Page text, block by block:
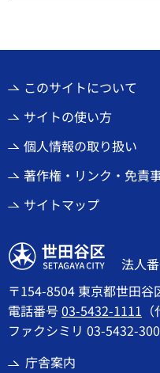
このサイトについて
サイトの使い方
個人情報の取り扱い
著作権・リンク・免責
サイトマップ
世田谷区
法人
〒154-8504 東京都世田
電話番号03-5432-1111
ファクシミリ 03-5432-
庁舎案内